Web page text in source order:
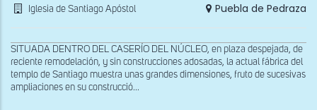
Iglesia de Santiago Apóstol Puebla de Pedraza
SITUADA DENTRO DEL CASERÍO DEL NÚCLEO, en plaza despejada, de
reciente remodelación, y sin construcciones adosadas, la actual fábrica del
templo de Santiago muestra unas grandes dimensiones, fruto de sucesivas
ampliaciones en su construcció...